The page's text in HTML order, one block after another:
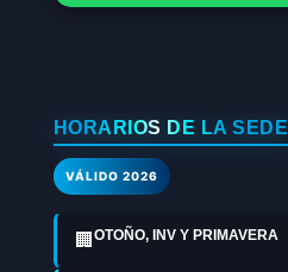
HORARIOS DE LA SEDE
VÁLIDO 2026
🏢 OTOÑO, INV Y PRIMAVERA